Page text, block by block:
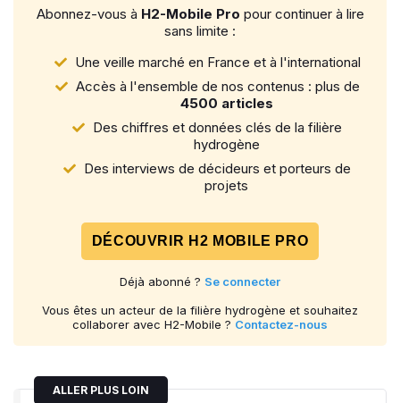
Abonnez-vous à H2-Mobile Pro pour continuer à lire
sans limite :
Une veille marché en France et à l'international
Accès à l'ensemble de nos contenus : plus de
4500 articles
Des chiffres et données clés de la filière
hydrogène
Des interviews de décideurs et porteurs de
projets
DÉCOUVRIR H2 MOBILE PRO
Déjà abonné ? Se connecter
Vous êtes un acteur de la filière hydrogène et souhaitez
collaborer avec H2-Mobile ? Contactez-nous
ALLER PLUS LOIN